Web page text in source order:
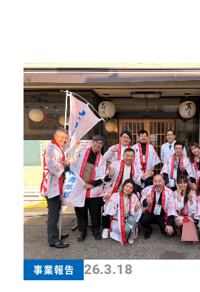
委員会の皆様、設営ありがとう
ります。あなたの「挑戦してみ
YEGでカタチにしませんか？「
実現」「楽しさ」「苦しさ」「
「涙」「感動」…まずは見学だ
す。お気軽にご連絡ください！ 春日井商工会議所
青年部事務局TEL：0568-81-
加を心よりお待ちしています！
社が選ばれ続けるために何が必
も、ファシリテーターの岡本さ
妙な掛け合いにより、次第にリ
は自然と笑顔が広がり、前向き
が飛び交う、活気ある対話の場と
の姿は、自分たちが同じ年代だ
驚くほどしっかりしており、経
刺激を受けました。 彼らが社会に出るその時、夢
を持ち、全力で働ける環境をつ
そが、私たちの使命です
一歩
事業報告 26.3.18